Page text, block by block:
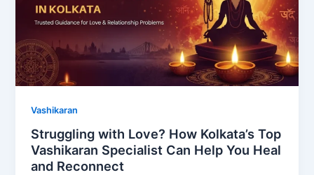
Vashikaran
Struggling with Love? How Kolkata’s Top
Vashikaran Specialist Can Help You Heal
and Reconnect